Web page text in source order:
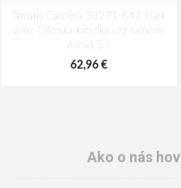
Tamaris Carolina 33271-643 Dark
wine Dámska kabelka cez rameno
vínová 5 L
62,96 €
Ako o nás